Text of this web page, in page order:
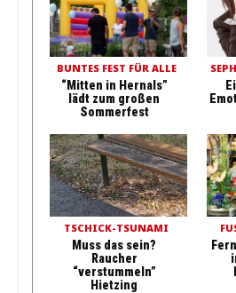
BUNTES FEST FÜR ALLE
“Mitten in Hernals”
lädt zum großen
Sommerfest
TSCHICK-TSUNAMI
Muss das sein?
Raucher
“verstummeln”
Hietzing